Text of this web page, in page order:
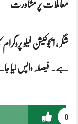
معاملات پر مشاورت
شگر ، ایجوکیشن فیلو
ہے۔ فیصلہ واپس لیا
0